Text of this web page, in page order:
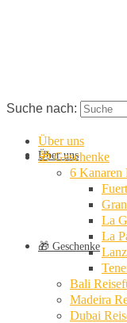
Über uns
🎁 Geschenke
Suche nach:
Über uns
🎁 Geschenke
6 Kanaren
La
La
Bali
Madeira
Dubai